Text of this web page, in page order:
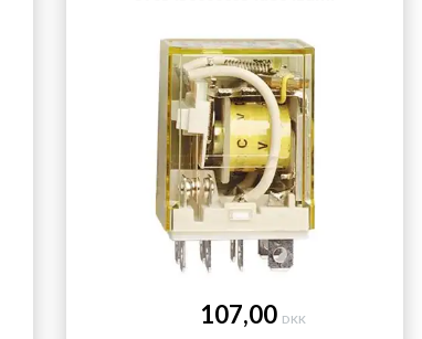
107,00 DKK